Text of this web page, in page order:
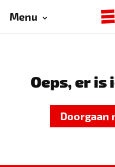
Menu
Oeps, er is
Doorgaan